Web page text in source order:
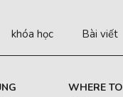
khóa học Bài viết
WHERE TO